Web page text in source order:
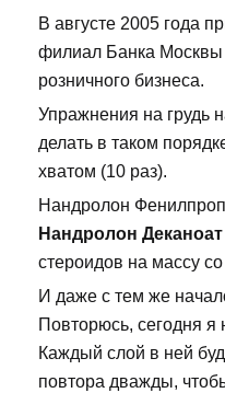
В августе 2005 года
филиал Банка Москвы
розничного бизнеса.
Упражнения на грудь
делать в таком
хватом (10 раз).
Нандролон
Нандролон
стероидов на массу
И даже с тем же
Повторюсь, сегодня
Каждый слой в ней
повтора дважды,